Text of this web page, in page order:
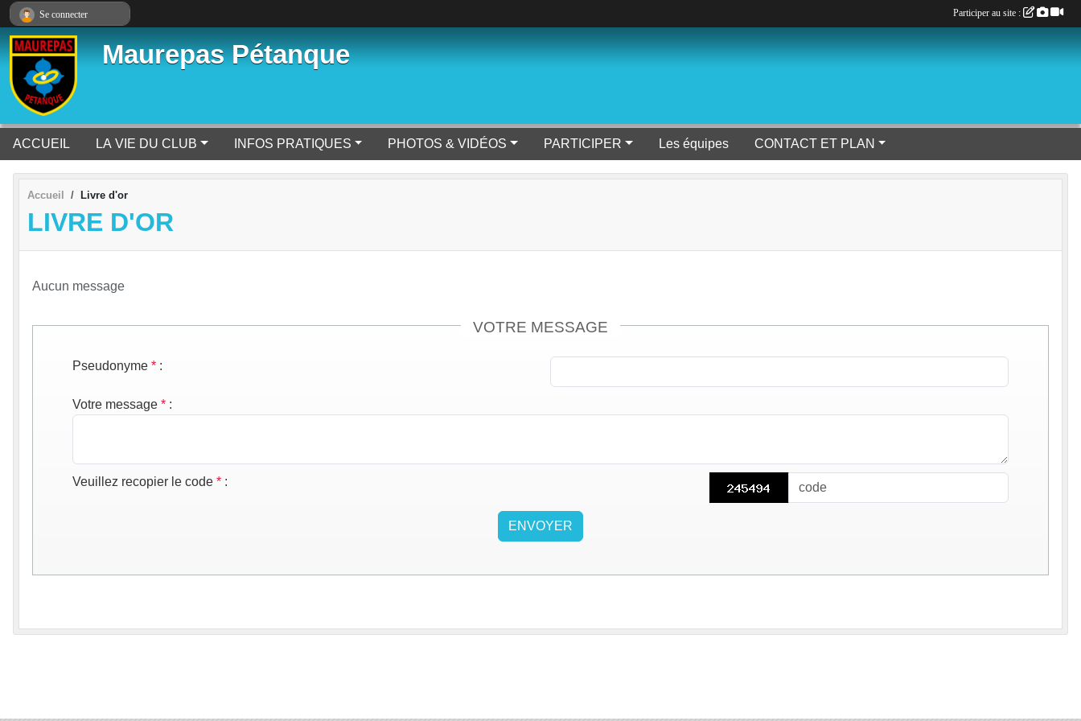
Maurepas Pétanque
ACCUEIL LA VIE DU CLUB INFOS PRATIQUES PHOTOS & VIDÉOS PARTICIPER Les équipes CONTACT ET PLAN
Accueil Livre d'or
LIVRE D'OR
Aucun message
VOTRE MESSAGE
Pseudonyme * :
Votre message * :
Veuillez recopier le code * :
ENVOYER
Se connecter Participer au site :
Panneau de gestion des cookies